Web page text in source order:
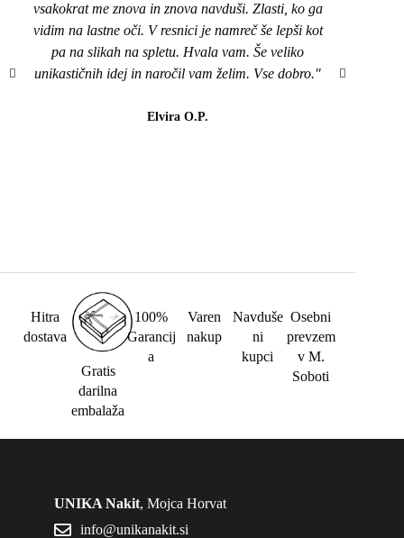
vsakokrat me znova in znova navduši. Zlasti, ko ga
vidim na lastne oči. V resnici je namreč še lepši kot
pa na slikah na spletu. Hvala vam. Še veliko
unikastičnih idej in naročil vam želim. Vse dobro."
Elvira O.P.
Hitra
dostava
Gratis
darilna
embalaža
100%
Garancij
a
Varen
nakup
Navduše
ni
kupci
Osebni
prevzem
v M.
Soboti
UNIKA Nakit, Mojca Horvat
info@unikanakit.si